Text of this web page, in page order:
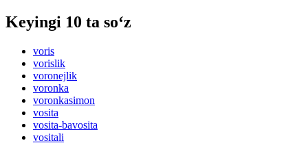
Keyingi 10 ta so‘z
voris
vorislik
voronejlik
voronka
voronkasimon
vosita
vosita-bavosita
vositali